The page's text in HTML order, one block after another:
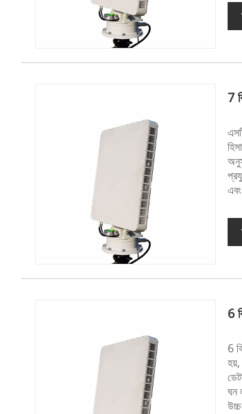
7
6
6
হয়,
ঘন